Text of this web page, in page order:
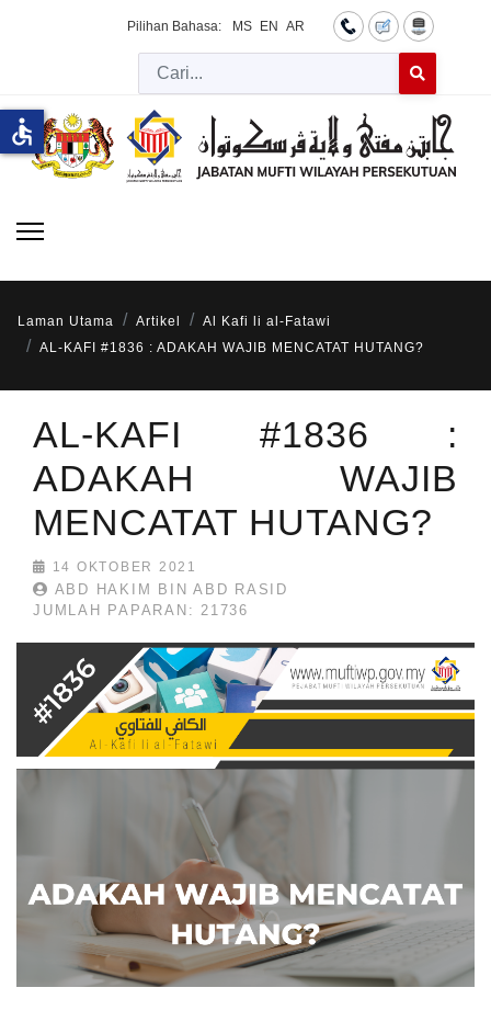
Pilihan Bahasa: MS EN AR
Cari
Laman Utama Artikel
Al Kafi li al-Fatawi
AL-KAFI #1836 : ADAKAH WAJIB MENCATAT HUTANG?
AL-KAFI #1836 :
ADAKAH WAJIB
MENCATAT HUTANG?
14 OKTOBER 2021
ABD HAKIM BIN ABD RASID
JUMLAH PAPARAN: 21736
accessible